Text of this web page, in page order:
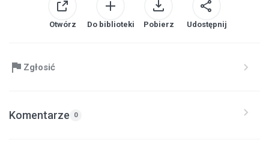
Otwórz Do biblioteki Pobierz Udostępnij
Zgłosić
Komentarze 0